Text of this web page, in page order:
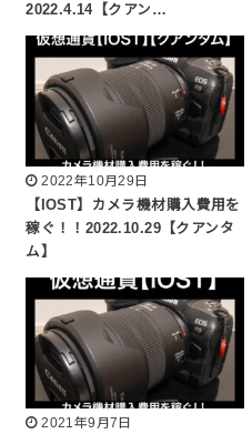
2022.4.14【クアン…
2022年10月29日
【IOST】カメラ機材購入費用を
稼ぐ！！2022.10.29【クアンタ
ム】
2021年9月7日